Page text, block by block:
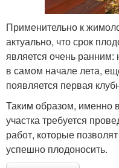
Применительно к
актуально, что срок
является очень
в самом начале лета,
появляется первая
Таким образом, именно
участка требуется
работ, которые
успешно плодоносить.